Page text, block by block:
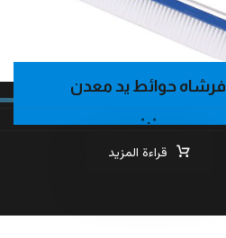
فرشاه حوائط يد معدن
٠.٠
قراءة المزيد